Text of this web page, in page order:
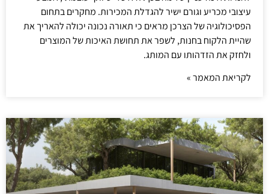
עיצובי מכריע וגורם ישיר להגדלת המכירות. מחקרים בתחום
הפסיכולוגיה של הצרכן מראים כי תאורה נכונה יכולה להאריך את
שהיית הלקוח בחנות, לשפר את תחושת האיכות של המוצרים
ולחזק את הזדהותו עם המותג.
לקריאת המאמר »